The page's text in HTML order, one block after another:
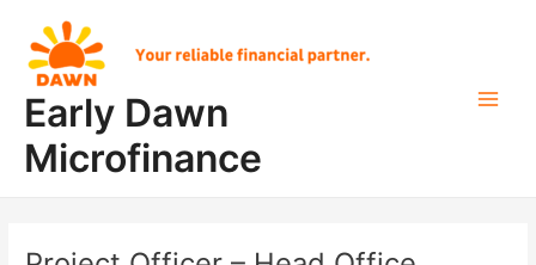
content
Early Dawn
Microfinance
navigation